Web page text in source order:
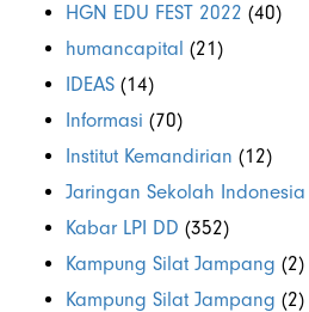
HGN EDU FEST 2022 (40)
humancapital (21)
IDEAS (14)
Informasi (70)
Institut Kemandirian (12)
Jaringan Sekolah Indonesia
Kabar LPI DD (352)
Kampung Silat Jampang (2)
Kampung Silat Jampang (2)